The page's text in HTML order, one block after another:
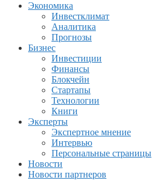
Экономика
Инвестклимат
Аналитика
Прогнозы
Бизнес
Инвестиции
Финансы
Блокчейн
Стартапы
Технологии
Книги
Эксперты
Экспертное мнение
Интервью
Персональные страницы
Новости
Новости партнеров